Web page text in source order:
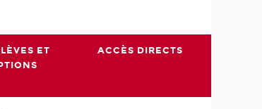
ET
ACCÈS DIRECTS